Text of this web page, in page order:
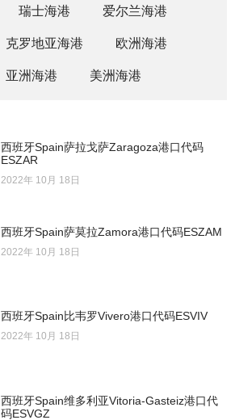
瑞士海港 爱尔兰海港
克罗地亚海港 欧洲海港
亚洲海港 美洲海港
西班牙Spain萨拉戈萨Zaragoza港口代码
ESZAR
2022年 10月 18日
西班牙Spain萨莫拉Zamora港口代码ESZAM
2022年 10月 18日
西班牙Spain比韦罗Vivero港口代码ESVIV
2022年 10月 18日
西班牙Spain维多利亚Vitoria-Gasteiz港口代
码ESVGZ